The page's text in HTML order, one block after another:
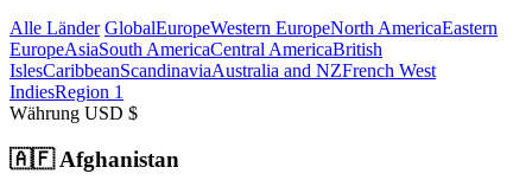
Alle Länder GlobalEuropeWestern EuropeNorth AmericaEastern
EuropeAsiaSouth AmericaCentral AmericaBritish
IslesCaribbeanScandinaviaAustralia and NZFrench West
IndiesRegion 1
Währung USD $
🇦🇫Afghanistan